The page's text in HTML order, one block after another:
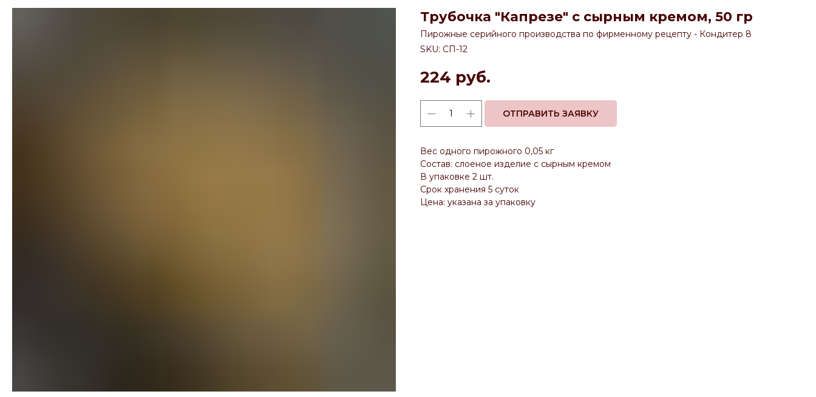
Трубочка "Капрезе" с сырным кремом, 50 гр
Пирожные серийного производства по фирменному рецепту - Кондитер 8
SKU: СП-12
224 руб.
ОТПРАВИТЬ ЗАЯВКУ
Вес одного пирожного 0,05 кг
Состав: слоеное изделие с сырным кремом
В упаковке 2 шт.
Срок хранения 5 суток
Цена: указана за упаковку